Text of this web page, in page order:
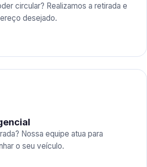
circular? Realizamos a retirada e
desejado.
Nossa equipe atua para
o seu veículo.